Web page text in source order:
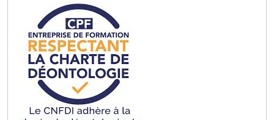
Clic